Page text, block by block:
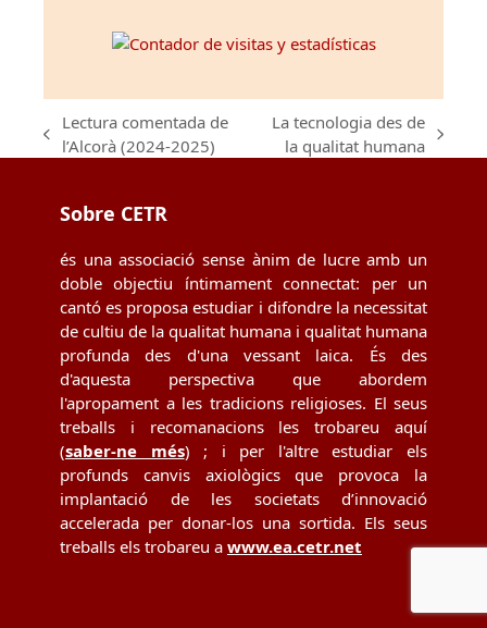
previous
Lectura comentada de
l’Alcorà (2024-2025)
next
La tecnologia des de
la qualitat humana
Sobre CETR
és una associació sense ànim de lucre amb un
doble objectiu íntimament connectat: per un
cantó es proposa estudiar i difondre la necessitat
de cultiu de la qualitat humana i qualitat humana
profunda des d'una vessant laica. És des
d'aquesta perspectiva que abordem
l'apropament a les tradicions religioses. El seus
treballs i recomanacions les trobareu aquí
(saber-ne més) ; i per l'altre estudiar els
profunds canvis axiològics que provoca la
implantació de les societats d’innovació
accelerada per donar-los una sortida. Els seus
treballs els trobareu a www.ea.cetr.net